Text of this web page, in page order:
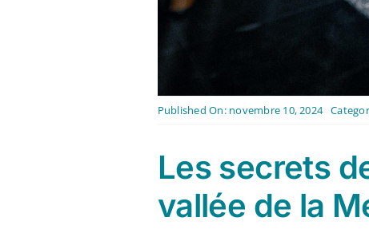
Published On: novembre 10, 2024
Les secrets
vallée de la